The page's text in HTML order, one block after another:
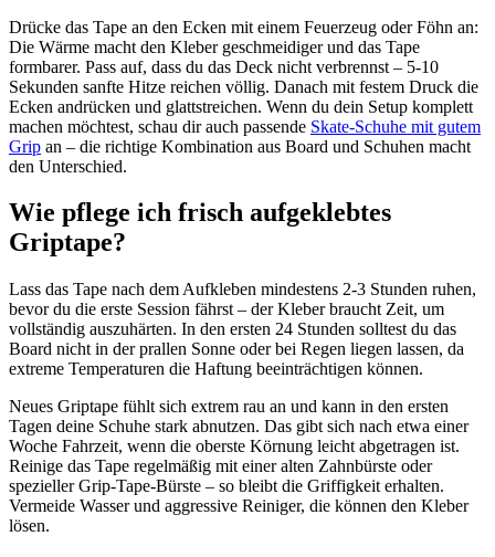
Drücke das Tape an den Ecken mit einem Feuerzeug oder Föhn an:
Die Wärme macht den Kleber geschmeidiger und das Tape
formbarer. Pass auf, dass du das Deck nicht verbrennst – 5-10
Sekunden sanfte Hitze reichen völlig. Danach mit festem Druck die
Ecken andrücken und glattstreichen. Wenn du dein Setup komplett
machen möchtest, schau dir auch passende Skate-Schuhe mit gutem
Grip an – die richtige Kombination aus Board und Schuhen macht
den Unterschied.
Wie pflege ich frisch aufgeklebtes
Griptape?
Lass das Tape nach dem Aufkleben mindestens 2-3 Stunden ruhen,
bevor du die erste Session fährst – der Kleber braucht Zeit, um
vollständig auszuhärten. In den ersten 24 Stunden solltest du das
Board nicht in der prallen Sonne oder bei Regen liegen lassen, da
extreme Temperaturen die Haftung beeinträchtigen können.
Neues Griptape fühlt sich extrem rau an und kann in den ersten
Tagen deine Schuhe stark abnutzen. Das gibt sich nach etwa einer
Woche Fahrzeit, wenn die oberste Körnung leicht abgetragen ist.
Reinige das Tape regelmäßig mit einer alten Zahnbürste oder
spezieller Grip-Tape-Bürste – so bleibt die Griffigkeit erhalten.
Vermeide Wasser und aggressive Reiniger, die können den Kleber
lösen.